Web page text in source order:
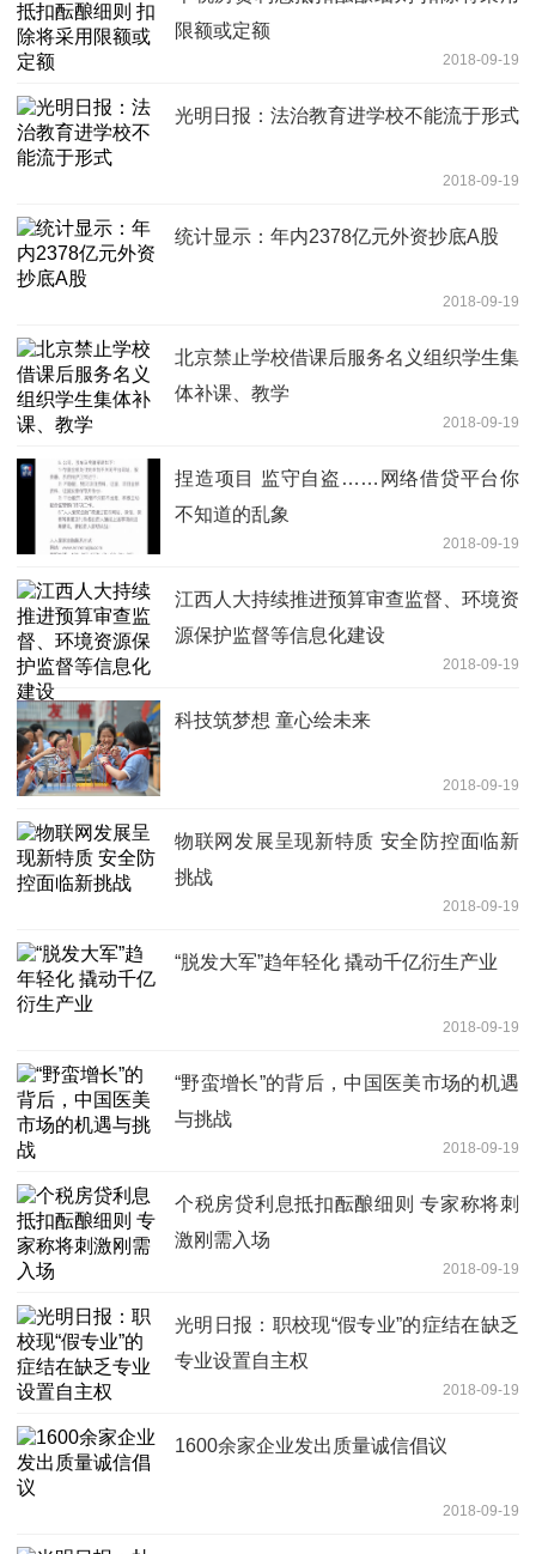
限额或定额
2018-09-19
光明日报：法治教育进学校不能流于形式
2018-09-19
统计显示：年内2378亿元外资抄底A股
2018-09-19
北京禁止学校借课后服务名义组织学生集
体补课、教学
2018-09-19
捏造项目 监守自盗……网络借贷平台你
不知道的乱象
2018-09-19
江西人大持续推进预算审查监督、环境资
源保护监督等信息化建设
2018-09-19
科技筑梦想 童心绘未来
2018-09-19
物联网发展呈现新特质 安全防控面临新
挑战
2018-09-19
“脱发大军”趋年轻化 撬动千亿衍生产业
2018-09-19
“野蛮增长”的背后，中国医美市场的机遇
与挑战
2018-09-19
个税房贷利息抵扣酝酿细则 专家称将刺
激刚需入场
2018-09-19
光明日报：职校现“假专业”的症结在缺乏
专业设置自主权
2018-09-19
1600余家企业发出质量诚信倡议
2018-09-19